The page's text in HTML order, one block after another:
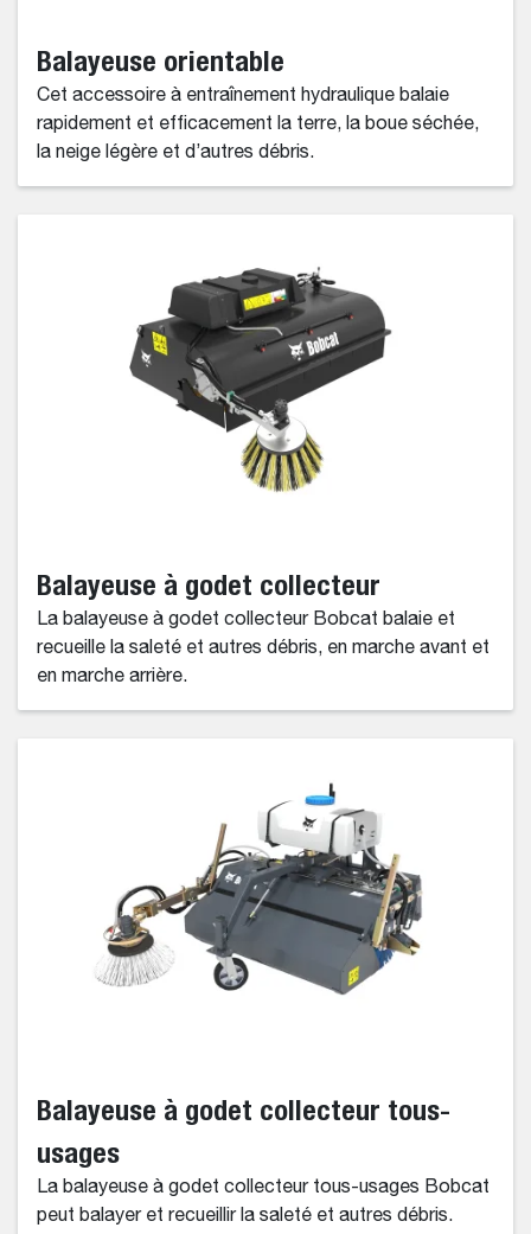
Balayeuse orientable
Cet accessoire à entraînement hydraulique balaie
rapidement et efficacement la terre, la boue séchée,
la neige légère et d’autres débris.
Balayeuse à godet collecteur
La balayeuse à godet collecteur Bobcat balaie et
recueille la saleté et autres débris, en marche avant et
en marche arrière.
Balayeuse à godet collecteur tous-
usages
La balayeuse à godet collecteur tous-usages Bobcat
peut balayer et recueillir la saleté et autres débris.